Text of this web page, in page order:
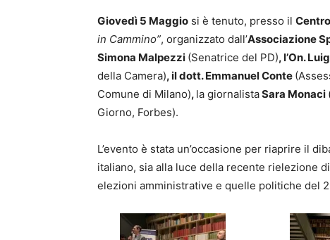
Giovedì 5 Maggio si è tenuto, presso il
in Cammino”, organizzato dall’Associazione
Simona Malpezzi (Senatrice del PD), l’On.
della Camera), il dott. Emmanuel Conte
Comune di Milano), la giornalistaSara Monaci
Giorno, Forbes).
L’evento è stata un’occasione per riaprire il
italiano, sia alla luce della recente rielezione
elezioni amministrative e quelle politiche del